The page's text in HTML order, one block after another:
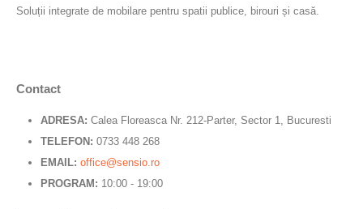
Soluții integrate de mobilare pentru spatii publice, birouri și casă.
Contact
ADRESA: Calea Floreasca Nr. 212-Parter, Sector 1, Bucuresti
TELEFON: 0733 448 268
EMAIL: office@sensio.ro
PROGRAM: 10:00 - 19:00